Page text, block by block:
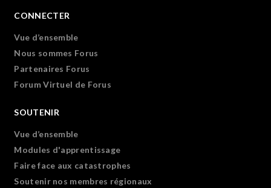
CONNECTER
Vue d’ensemble
Nous sommes Forus
Partenaires Forus
Forum Virtuel de Forus
SOUTENIR
Vue d’ensemble
Modules d'apprentissage
Faire face aux catastrophes
Soutenir nos membres régionaux